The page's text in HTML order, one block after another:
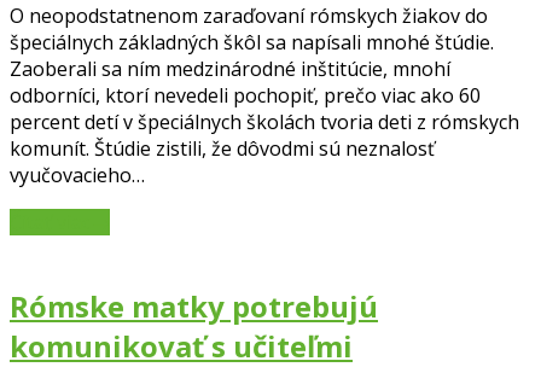
O neopodstatnenom zaraďovaní rómskych žiakov do
špeciálnych základných škôl sa napísali mnohé štúdie.
Zaoberali sa ním medzinárodné inštitúcie, mnohí
odborníci, ktorí nevedeli pochopiť, prečo viac ako 60
percent detí v špeciálnych školách tvoria deti z rómskych
komunít. Štúdie zistili, že dôvodmi sú neznalosť
vyučovacieho…
Rómske matky potrebujú
komunikovať s učiteľmi